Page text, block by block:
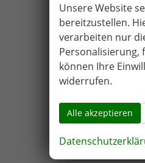
Unsere Website
bereitzustellen.
verarbeiten nur
Personalisierung,
können Ihre
widerrufen.
Alle akzeptieren